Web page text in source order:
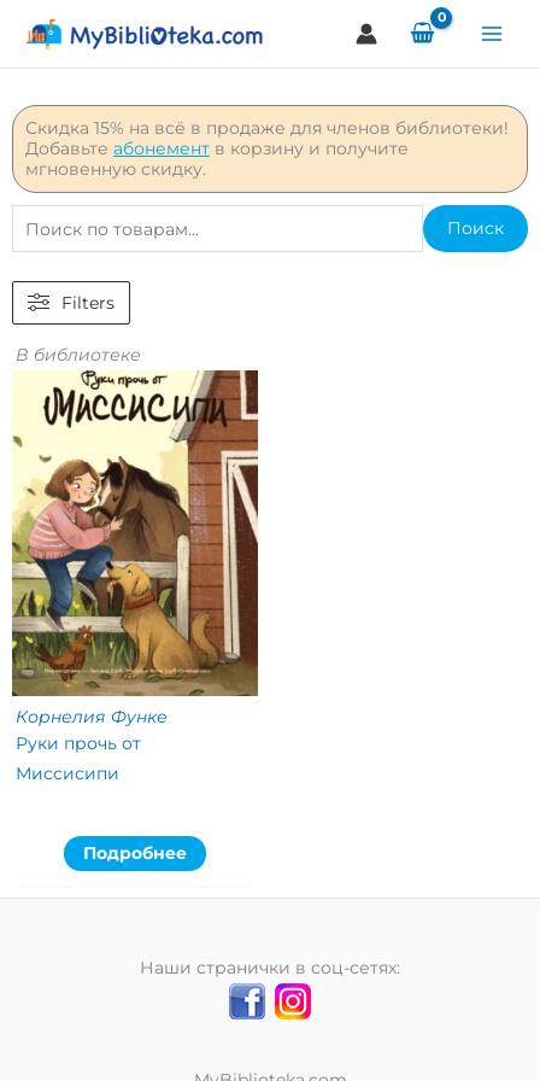
содержимому
Скидка 15% на всё в продаже для членов библиотеки!
Добавьте абонемент в корзину и получите
мгновенную скидку.
Искать: Поиск
Filters
В библиотеке
Корнелия Функе
Руки прочь от
Миссисипи
Подробнее
Наши странички в соц-сетях: